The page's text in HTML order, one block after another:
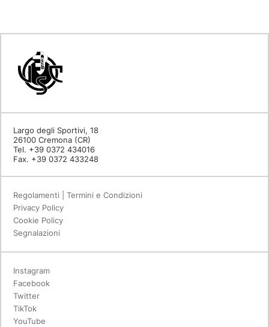
Largo degli Sportivi, 18
26100 Cremona (CR)
Tel. +39 0372 434016
Fax. +39 0372 433248
Regolamenti | Termini e Condizioni
Privacy Policy
Cookie Policy
Segnalazioni
Instagram
Facebook
Twitter
TikTok
YouTube